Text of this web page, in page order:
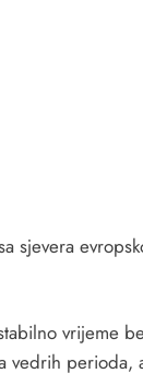
sjevera
vrijeme
vedrih perioda,